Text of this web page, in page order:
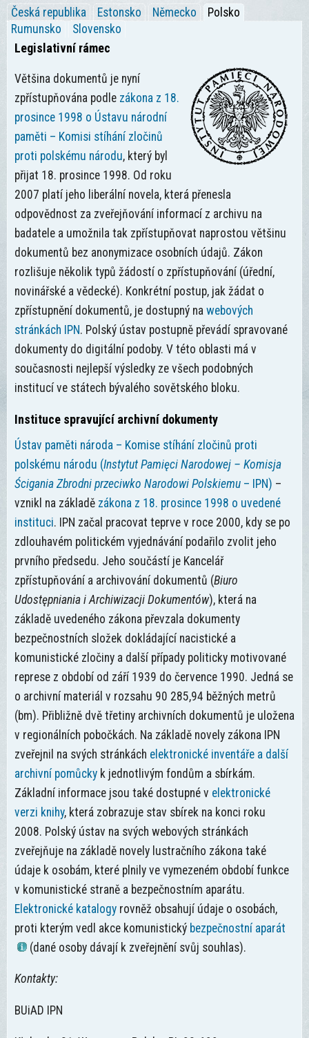
Česká republika Estonsko Německo
Polsko
Rumunsko
Slovensko
Legislativní rámec
Většina dokumentů je nyní
zpřístupňována podle zákona z 18.
prosince 1998 o Ústavu národní
paměti – Komisi stíhání zločinů
proti polskému národu, který byl
přijat 18. prosince 1998. Od roku
2007 platí jeho liberální novela, která přenesla
odpovědnost za zveřejňování informací z archivu na
badatele a umožnila tak zpřístupňovat naprostou většinu
dokumentů bez anonymizace osobních údajů. Zákon
rozlišuje několik typů žádostí o zpřístupňování (úřední,
novinářské a vědecké). Konkrétní postup, jak žádat o
zpřístupnění dokumentů, je dostupný na webových
stránkách IPN. Polský ústav postupně převádí spravované
dokumenty do digitální podoby. V této oblasti má v
současnosti nejlepší výsledky ze všech podobných
institucí ve státech bývalého sovětského bloku.
Instituce spravující archivní dokumenty
Ústav paměti národa – Komise stíhání zločinů proti
polskému národu (Instytut Pamięci Narodowej – Komisja
Ścigania Zbrodni przeciwko Narodowi Polskiemu – IPN) –
vznikl na základě zákona z 18. prosince 1998 o uvedené
instituci. IPN začal pracovat teprve v roce 2000, kdy se po
zdlouhavém politickém vyjednávání podařilo zvolit jeho
prvního předsedu. Jeho součástí je Kancelář
zpřístupňování a archivování dokumentů (Biuro
Udostępniania i Archiwizacji Dokumentów), která na
základě uvedeného zákona převzala dokumenty
bezpečnostních složek dokládající nacistické a
komunistické zločiny a další případy politicky motivované
represe z období od září 1939 do července 1990. Jedná se
o archivní materiál v rozsahu 90 285,94 běžných metrů
(bm). Přibližně dvě třetiny archivních dokumentů je uložena
v regionálních pobočkách. Na základě novely zákona IPN
zveřejnil na svých stránkách elektronické inventáře a další
archivní pomůcky k jednotlivým fondům a sbírkám.
Základní informace jsou také dostupné v elektronické
verzi knihy, která zobrazuje stav sbírek na konci roku
2008. Polský ústav na svých webových stránkách
zveřejňuje na základě novely lustračního zákona také
údaje k osobám, které plnily ve vymezeném období funkce
v komunistické straně a bezpečnostním aparátu.
Elektronické katalogy rovněž obsahují údaje o osobách,
proti kterým vedl akce komunistický bezpečnostní aparát
(dané osoby dávají k zveřejnění svůj souhlas).
Kontakty:
BUiAD IPN